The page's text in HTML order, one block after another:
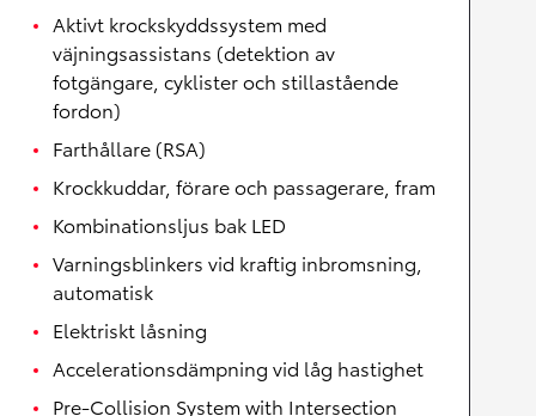
Aktivt krockskyddssystem med
väjningsassistans (detektion av
fotgängare, cyklister och stillastående
fordon)
Farthållare (RSA)
Krockkuddar, förare och passagerare, fram
Kombinationsljus bak LED
Varningsblinkers vid kraftig inbromsning,
automatisk
Elektriskt låsning
Accelerationsdämpning vid låg hastighet
Pre-Collision System with Intersection